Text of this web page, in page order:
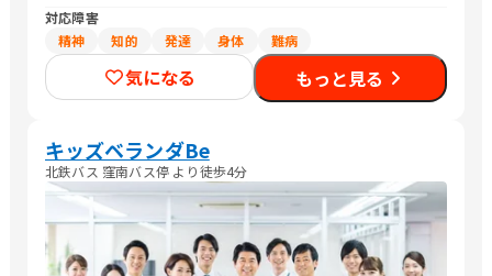
対応障害
精神
知的 発達 身体 難病
気になる もっと見る
キッズベランダBe
北鉄バス 窪南バス停 より徒歩4分